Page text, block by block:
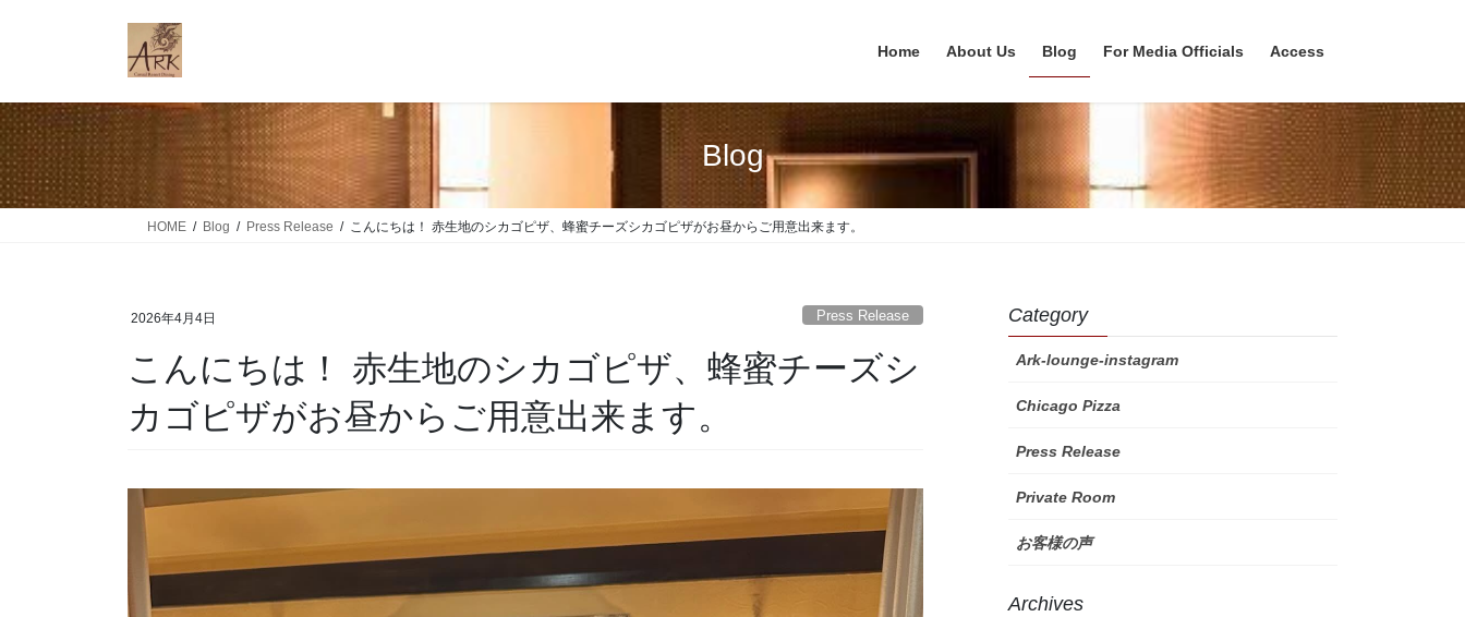
ツ
に
移
動
シ
ョ
ン
に
Home About Us Blog For Media Officials Access
Blog
HOME Blog Press Release こんにちは！ 赤生地のシカゴピザ、蜂蜜チーズシカゴピザがお昼からご用意出来ます。
2026年4月4日 Press Release
こんにちは！ 赤生地のシカゴピザ、蜂蜜チーズシ
カゴピザがお昼からご用意出来ます。
Category
Ark-lounge-instagram
Chicago Pizza
Press Release
Private Room
お客様の声
Archives